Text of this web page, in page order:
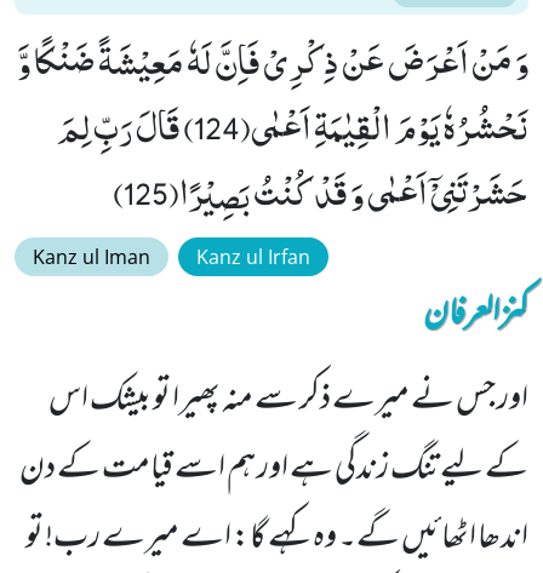
وَ مَنْ اَعْرَضَ عَنْ ذِكْرِیْ فَاِنَّ لَهٗ مَعِیْشَةً ضَنْكًا وَّ
نَحْشُرُهٗ یَوْمَ الْقِیٰمَةِ اَعْمٰى(124) قَالَ رَبِّ لِمَ
حَشَرْتَنِیْۤ اَعْمٰى وَ قَدْ كُنْتُ بَصِیْرًا(125)
Kanz ul Iman Kanz ul Irfan
کنزالعرفان
اور جس نے میرے ذکر سے منہ پھیرا تو بیشک اس
کے لیے تنگ زندگی ہے اور ہم اسے قیامت کے دن
اندھا اٹھائیں گے۔ وہ کہے گا: اے میرے رب! تو